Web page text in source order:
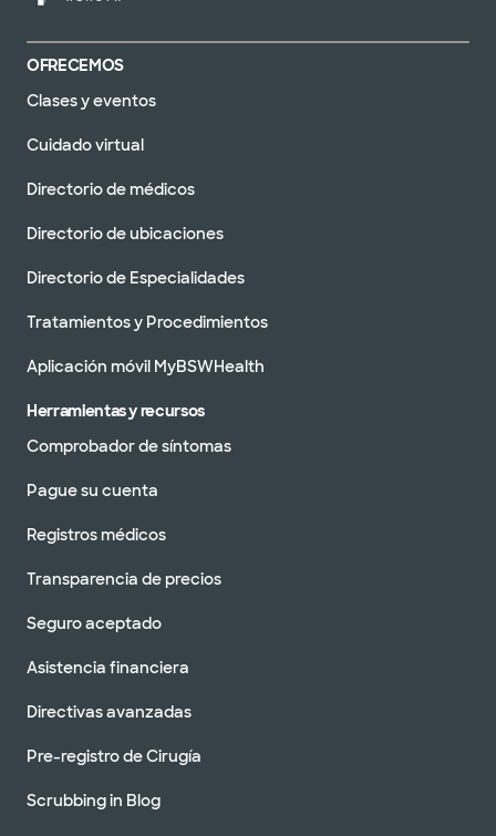
OFRECEMOS
Clases y eventos
Cuidado virtual
Directorio de médicos
Directorio de ubicaciones
Directorio de Especialidades
Tratamientos y Procedimientos
Aplicación móvil MyBSWHealth
Herramientas y recursos
Comprobador de síntomas
Pague su cuenta
Registros médicos
Transparencia de precios
Seguro aceptado
Asistencia financiera
Directivas avanzadas
Pre-registro de Cirugía
Scrubbing in Blog